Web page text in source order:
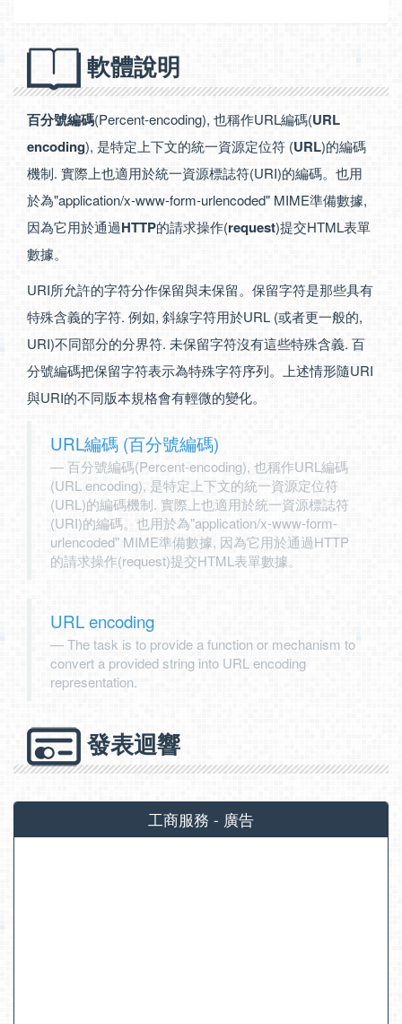
軟體說明
百分號編碼(Percent-encoding), 也稱作URL編碼(URL
encoding), 是特定上下文的統一資源定位符 (URL)的編碼
機制. 實際上也適用於統一資源標誌符(URI)的編碼。也用
於為"application/x-www-form-urlencoded" MIME準備數據,
因為它用於通過HTTP的請求操作(request)提交HTML表單
數據。
URI所允許的字符分作保留與未保留。保留字符是那些具有
特殊含義的字符. 例如, 斜線字符用於URL (或者更一般的,
URI)不同部分的分界符. 未保留字符沒有這些特殊含義. 百
分號編碼把保留字符表示為特殊字符序列。上述情形隨URI
與URI的不同版本規格會有輕微的變化。
URL編碼 (百分號編碼)
百分號編碼(Percent-encoding), 也稱作URL編碼
(URL encoding), 是特定上下文的統一資源定位符
(URL)的編碼機制. 實際上也適用於統一資源標誌符
(URI)的編碼。也用於為"application/x-www-form-
urlencoded" MIME準備數據, 因為它用於通過HTTP
的請求操作(request)提交HTML表單數據。
URL encoding
The task is to provide a function or mechanism to
convert a provided string into URL encoding
representation.
發表迴響
工商服務 - 廣告